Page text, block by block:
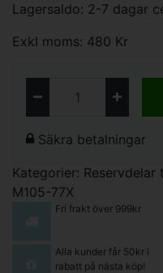
Lagersaldo: 2-7 dagar
Exkl moms: 480 Kr
Säkra betalningar
Kategorier: Reservdelar
M105-77X
Fri frakt över 999kr
Alla kunder får 50kr i
rabatt på nästa köp!